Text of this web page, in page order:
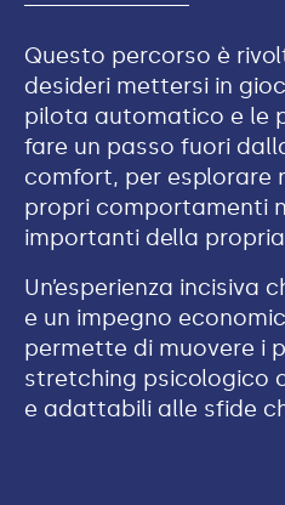
Questo percorso è
desideri mettersi in
pilota automatico e le
fare un passo fuori
comfort, per esplorare
propri comportamenti
importanti della
Un’esperienza incisiva
e un impegno
permette di muovere i
stretching psicologico
e adattabili alle sfide